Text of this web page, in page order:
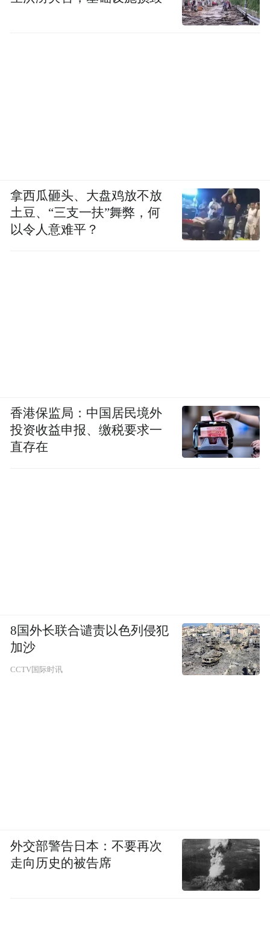
拿西瓜砸头、大盘鸡放不放
土豆、“三支一扶”舞弊，何
以令人意难平？
香港保监局：中国居民境外
投资收益申报、缴税要求一
直存在
8国外长联合谴责以色列侵犯
加沙
CCTV国际时讯
外交部警告日本：不要再次
走向历史的被告席